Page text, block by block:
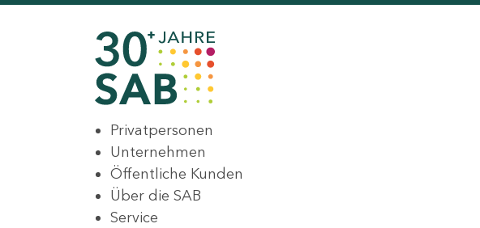
Privatpersonen
Unternehmen
Öffentliche Kunden
Über die SAB
Service